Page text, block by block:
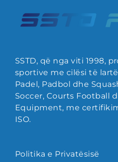
SSTD, që nga viti 1998,
sportive me cilësi të
Padel, Padbol dhe
Soccer, Courts Football
Equipment, me
ISO.
Politika e Privatësisë